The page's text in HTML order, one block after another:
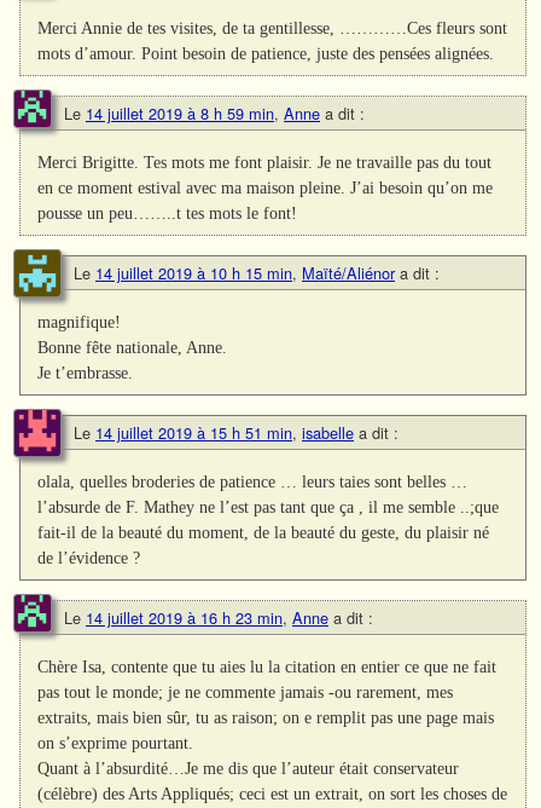
Merci Annie de tes visites, de ta gentillesse, …………Ces fleurs sont
mots d’amour. Point besoin de patience, juste des pensées alignées.
Le 14 juillet 2019 à 8 h 59 min, Anne a dit :
Merci Brigitte. Tes mots me font plaisir. Je ne travaille pas du tout
en ce moment estival avec ma maison pleine. J’ai besoin qu’on me
pousse un peu……..t tes mots le font!
Le 14 juillet 2019 à 10 h 15 min, Maïté/Aliénor a dit :
magnifique!
Bonne fête nationale, Anne.
Je t’embrasse.
Le 14 juillet 2019 à 15 h 51 min, isabelle a dit :
olala, quelles broderies de patience … leurs taies sont belles …
l’absurde de F. Mathey ne l’est pas tant que ça , il me semble ..;que
fait-il de la beauté du moment, de la beauté du geste, du plaisir né
de l’évidence ?
Le 14 juillet 2019 à 16 h 23 min, Anne a dit :
Chère Isa, contente que tu aies lu la citation en entier ce que ne fait
pas tout le monde; je ne commente jamais -ou rarement, mes
extraits, mais bien sûr, tu as raison; on e remplit pas une page mais
on s’exprime pourtant.
Quant à l’absurdité…Je me dis que l’auteur était conservateur
(célèbre) des Arts Appliqués; ceci est un extrait, on sort les choses de